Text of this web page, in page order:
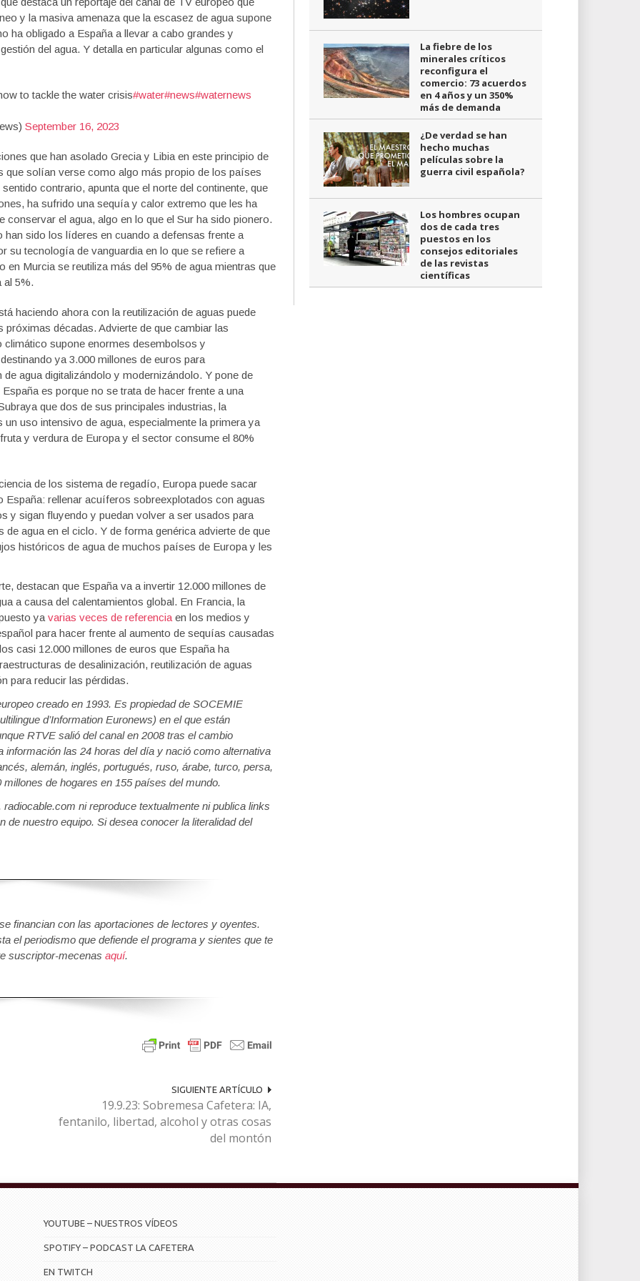
y la masiva amenaza que la escasez de agua supone
ha obligado a España a llevar a cabo grandes y
del agua. Y detalla en particular algunas como el
to tackle the water crisis#water#news#waternews
September 16, 2023
que han asolado Grecia y Libia en este principio de
que solían verse como algo más propio de los países
contrario, apunta que el norte del continente, que
ha sufrido una sequía y calor extremo que les ha
conservar el agua, algo en lo que el Sur ha sido pionero.
sido los líderes en cuando a defensas frente a
su tecnología de vanguardia en lo que se refiere a
Murcia se reutiliza más del 95% de agua mientras que
al 5%.
haciendo ahora con la reutilización de aguas puede
próximas décadas. Advierte de que cambiar las
supone enormes desembolsos y
ya 3.000 millones de euros para
agua digitalizándolo y modernizándolo. Y pone de
es porque no se trata de hacer frente a una
que dos de sus principales industrias, la
uso intensivo de agua, especialmente la primera ya
y verdura de Europa y el sector consume el 80%
de los sistema de regadío, Europa puede sacar
España: rellenar acuíferos sobreexplotados con aguas
y sigan fluyendo y puedan volver a ser usados para
agua en el ciclo. Y de forma genérica advierte de que
históricos de agua de muchos países de Europa y les
destacan que España va a invertir 12.000 millones de
a causa del calentamientos global. En Francia, la
ya varias veces de referencia en los medios y
para hacer frente al aumento de sequías causadas
casi 12.000 millones de euros que España ha
de desalinización, reutilización de aguas
para reducir las pérdidas.
creado en 1993. Es propiedad de SOCEMIE
d’Information Euronews) en el que están
RTVE salió del canal en 2008 tras el cambio
información las 24 horas del día y nació como alternativa
alemán, inglés, portugués, ruso, árabe, turco, persa,
de hogares en 155 países del mundo.
ni reproduce textualmente ni publica links
de nuestro equipo. Si desea conocer la literalidad del
financian con las aportaciones de lectores y oyentes.
el periodismo que defiende el programa y sientes que te
suscriptor-mecenas aquí.
SIGUIENTE ARTÍCULO
19.9.23: Sobremesa Cafetera: IA,
fentanilo, libertad, alcohol y otras cosas
del montón
La fiebre de los
minerales críticos
reconfigura el
comercio: 73 acuerdos
en 4 años y un 350%
más de demanda
¿De verdad se han
hecho muchas
películas sobre la
guerra civil española?
Los hombres ocupan
dos de cada tres
puestos en los
consejos editoriales
de las revistas
científicas
YOUTUBE – NUESTROS VÍDEOS
SPOTIFY – PODCAST LA CAFETERA
EN TWITCH